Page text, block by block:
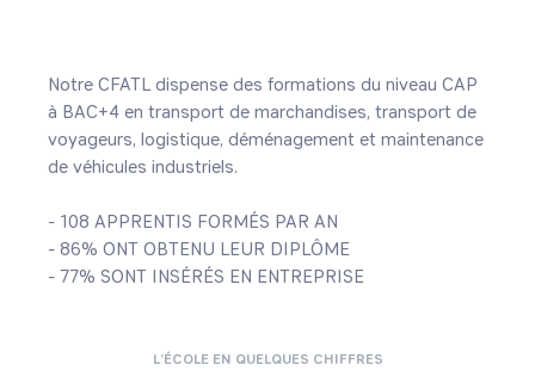
Notre CFATL dispense des formations du niveau CAP
à BAC+4 en transport de marchandises, transport de
voyageurs, logistique, déménagement et maintenance
de véhicules industriels.
- 108 APPRENTIS FORMÉS PAR AN
- 86% ONT OBTENU LEUR DIPLÔME
- 77% SONT INSÉRÉS EN ENTREPRISE
L’ÉCOLE EN QUELQUES CHIFFRES